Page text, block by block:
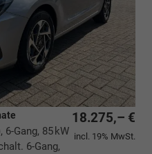
18.275,– €
incl. 19% MwSt.
6-Gang, 85 kW
6-Gang,